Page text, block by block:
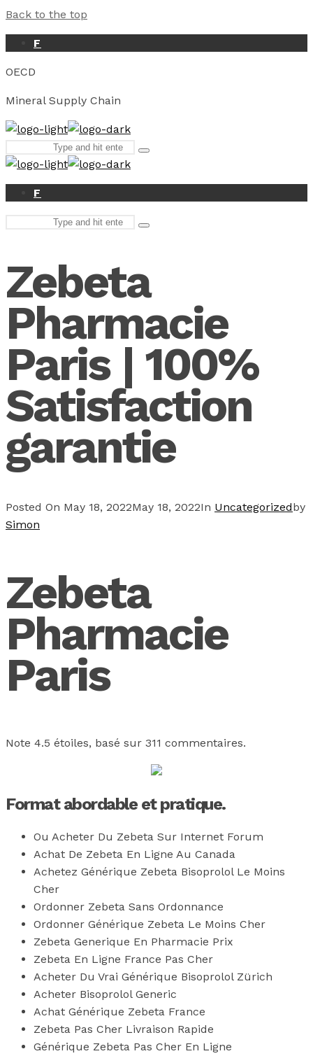
Back to the top
F
OECD
Mineral Supply Chain
for:
Type
enter
F
Type
Zebeta
Pharmacie
Paris | 100%
Satisfaction
garantie
Posted On May 18, 2022May 18, 2022In Uncategorizedby
Simon
Zebeta
Pharmacie
Paris
Note 4.5 étoiles, basé sur 311 commentaires.
Format abordable et pratique.
Ou Acheter Du Zebeta Sur Internet Forum
Achat De Zebeta En Ligne Au Canada
Achetez Générique Zebeta Bisoprolol Le Moins
Cher
Ordonner Zebeta Sans Ordonnance
Ordonner Générique Zebeta Le Moins Cher
Zebeta Generique En Pharmacie Prix
Zebeta En Ligne France Pas Cher
Acheter Du Vrai Générique Bisoprolol Zürich
Acheter Bisoprolol Generic
Achat Générique Zebeta France
Zebeta Pas Cher Livraison Rapide
Générique Zebeta Pas Cher En Ligne